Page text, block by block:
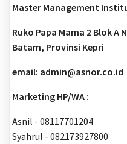
Master Management
Ruko Papa Mama 2 Blok A
Batam, Provinsi Kepri
email: admin@asnor.co.id
Marketing HP/WA :
Asnil - 08117701204
Syahrul - 082173927800